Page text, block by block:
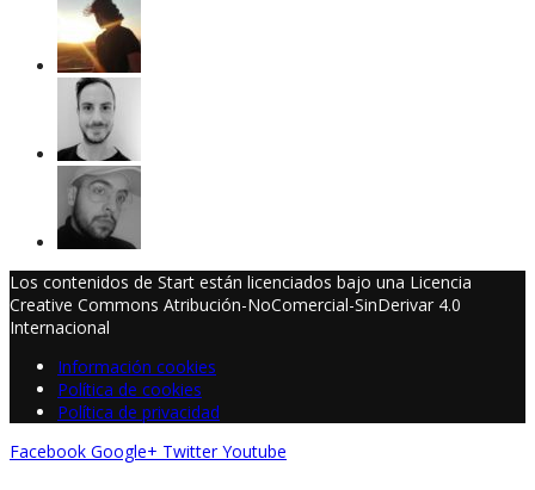
Los contenidos de Start están licenciados bajo una Licencia
Creative Commons Atribución-NoComercial-SinDerivar 4.0
Internacional
Información cookies
Política de cookies
Política de privacidad
Facebook Google+ Twitter Youtube